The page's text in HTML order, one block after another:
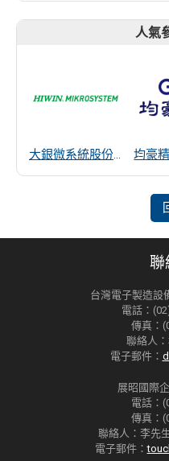
人氣
大銀微系統股份有限公司
聯
台灣電子製造設
電話：
傳真：
聯絡人
電子郵件：
展昭國際
電話：
傳真：
聯絡人：李先
電子郵件：